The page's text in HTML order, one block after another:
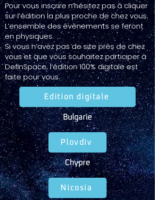
Pour vous inscrire n’hésitez pas à cliquer
sur l’édition la plus proche de chez vous.
L’ensemble des évènements se feront
en physiques.
Si vous n’avez pas de site près de chez
vous et que vous souhaitez participer à
DefInSpace, l’édition 100% digitale est
faite pour vous.
Edition digitale
Bulgarie
Plovdiv
Chypre
Nicosia